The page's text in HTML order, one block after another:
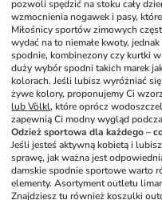
pozwoli spędzić na stoku cały
wzmocnienia nogawek i pasy,
Miłośnicy sportów zimowych
wydać na to niemałe kwoty,
spodnie, kombinezony czy kurtki
duży wybór spodni takich marek
kolorach. Jeśli lubisz wyróżniać
żywe kolory, proponujemy Ci
lub Völkl, które oprócz
zapewnią Ci modny wygląd
Odzież sportowa dla każdego –
Jeśli jesteś aktywną kobietą i
sprawę, jak ważna jest
damskie spodnie sportowe warto
elementy. Asortyment outletu
Znajdziesz tu również koszulki